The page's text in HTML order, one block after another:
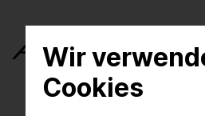
Wir
Cookies